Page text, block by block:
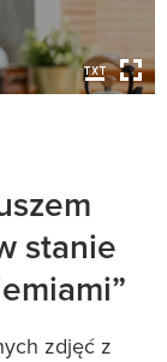
stanie
zdjęć z